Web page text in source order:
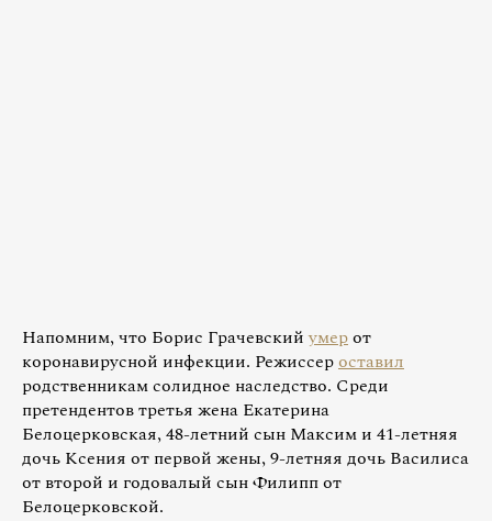
Напомним, что Борис Грачевскийумерот
коронавирусной инфекции. Режиссероставил
родственникам солидное наследство. Среди
претендентов третья жена Екатерина
Белоцерковская, 48-летний сын Максим и 41-летняя
дочь Ксения от первой жены, 9-летняя дочь Василиса
от второй и годовалый сын Филипп от
Белоцерковской.